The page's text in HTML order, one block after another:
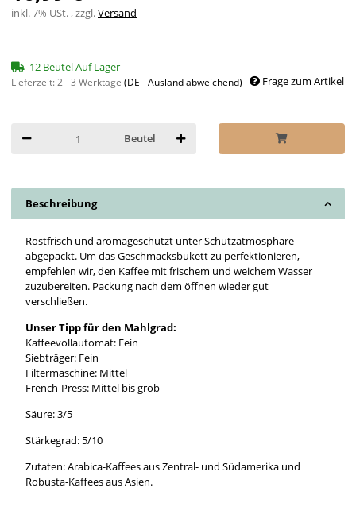
inkl. 7% USt. , zzgl.Versand
12 Beutel Auf Lager
Lieferzeit:2 - 3 Werktage (DE - Ausland abweichend) Frage zum Artikel
Beutel
Beschreibung
Röstfrisch und aromageschützt unter Schutzatmosphäre
abgepackt. Um das Geschmacksbukett zu perfektionieren,
empfehlen wir, den Kaffee mit frischem und weichem Wasser
zuzubereiten. Packung nach dem öffnen wieder gut
verschließen.
Unser Tipp für den Mahlgrad:
Kaffeevollautomat: Fein
Siebträger: Fein
Filtermaschine: Mittel
French-Press: Mittel bis grob
Säure: 3/5
Stärkegrad: 5/10
Zutaten: Arabica-Kaffees aus Zentral- und Südamerika und
Robusta-Kaffees aus Asien.